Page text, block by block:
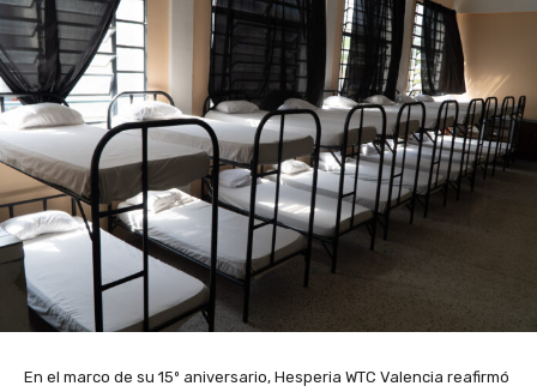
En el marco de su 15º aniversario, Hesperia WTC Valencia reafirmó